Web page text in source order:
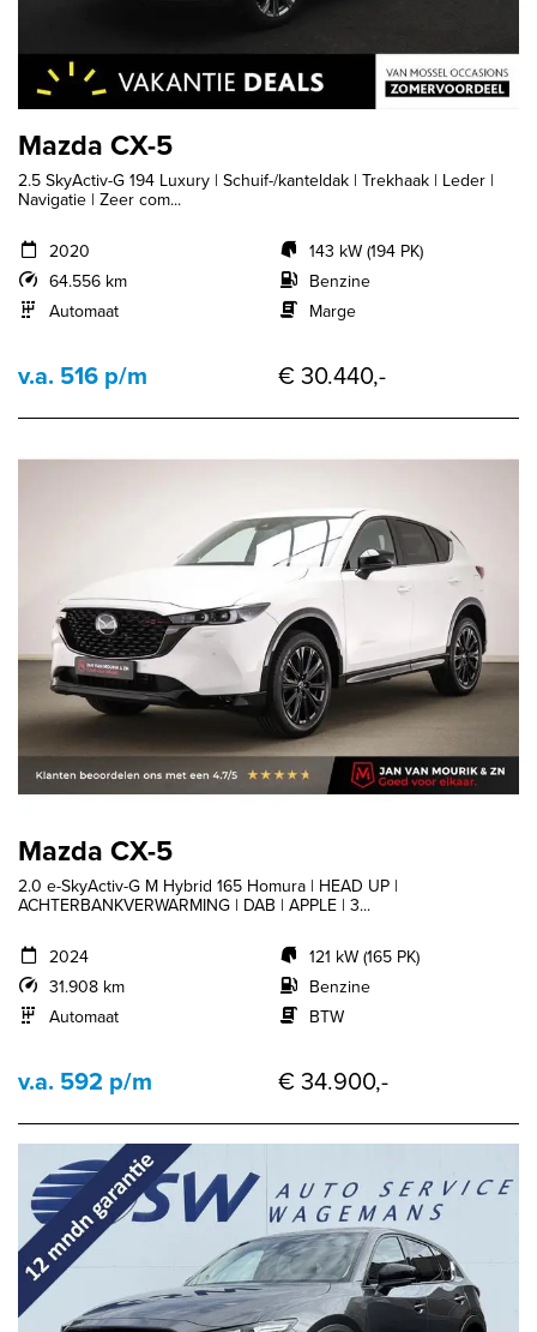
Mazda CX-5
2.5 SkyActiv-G 194 Luxury | Schuif-/kanteldak | Trekhaak | Leder |
Navigatie | Zeer com...
2020
64.556 km
Automaat
143 kW (194 PK)
Benzine
Marge
v.a. 516 p/m € 30.440,-
Mazda CX-5
2.0 e-SkyActiv-G M Hybrid 165 Homura | HEAD UP |
ACHTERBANKVERWARMING | DAB | APPLE | 3...
2024
31.908 km
Automaat
121 kW (165 PK)
Benzine
BTW
v.a. 592 p/m € 34.900,-